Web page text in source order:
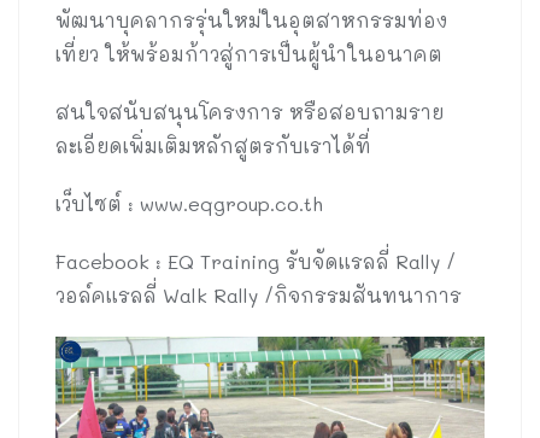
พัฒนาบุคลากรรุ่นใหม่ในอุตสาหกรรมท่อง
เที่ยว ให้พร้อมก้าวสู่การเป็นผู้นำในอนาคต
สนใจสนับสนุนโครงการ หรือสอบถามราย
ละเอียดเพิ่มเติมหลักสูตรกับเราได้ที่
เว็บไซต์ : www.eqgroup.co.th
Facebook : EQ Training รับจัดแรลลี่ Rally /
วอล์คแรลลี่ Walk Rally /กิจกรรมสันทนาการ